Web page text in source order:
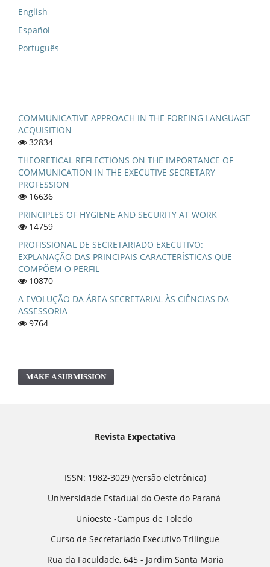
English
Español
Português
COMMUNICATIVE APPROACH IN THE FOREING LANGUAGE
ACQUISITION
32834
THEORETICAL REFLECTIONS ON THE IMPORTANCE OF
COMMUNICATION IN THE EXECUTIVE SECRETARY
PROFESSION
16636
PRINCIPLES OF HYGIENE AND SECURITY AT WORK
14759
PROFISSIONAL DE SECRETARIADO EXECUTIVO:
EXPLANAÇÃO DAS PRINCIPAIS CARACTERÍSTICAS QUE
COMPÕEM O PERFIL
10870
A EVOLUÇÃO DA ÁREA SECRETARIAL ÀS CIÊNCIAS DA
ASSESSORIA
9764
MAKE A SUBMISSION
Revista Expectativa
ISSN: 1982-3029 (versão eletrônica)
Universidade Estadual do Oeste do Paraná
Unioeste -Campus de Toledo
Curso de Secretariado Executivo Trilíngue
Rua da Faculdade, 645 - Jardim Santa Maria